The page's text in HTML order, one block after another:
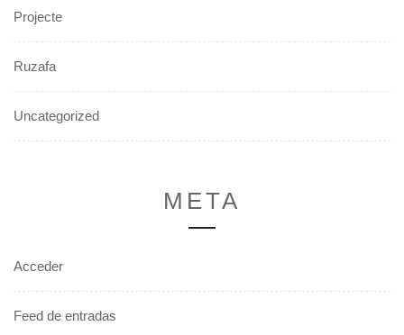
Projecte
Ruzafa
Uncategorized
META
Acceder
Feed de entradas